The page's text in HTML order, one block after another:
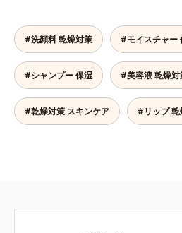
る*6 乾燥、ハリ・ツヤのなさ
*7 乾燥による*8 保湿成分*9
ロニセラカエルレア果汁、ノバラエ
キス配合＝うるおいを与えハリと透
明感に満ちた肌へ導く保湿成分
*10 メマツヨイグサ抽出液、スイ
カズラエキス配合＝角層のすみずみ
と
角
る
*8
保
果
を
出
の
ていることが分かりました。そこで
オルビスユー ドットシリーズは美
容成分(*7)として「G.D.F.アクティ
ベーター(*8)」を配合。そして、従
来から配合している美白有効成分
「トラネキサム酸」を配合しまし
た。さらに、シリーズ共通の美容成
(*10)のハリと透明感を。効果的な
こ
に
和
肌
合
く
て
が
ん
#洗顔料 乾燥対策 #モイスチャー
#シャンプー 保湿 #美容液 乾燥対
#乾燥対策 スキンケア #リップ 乾